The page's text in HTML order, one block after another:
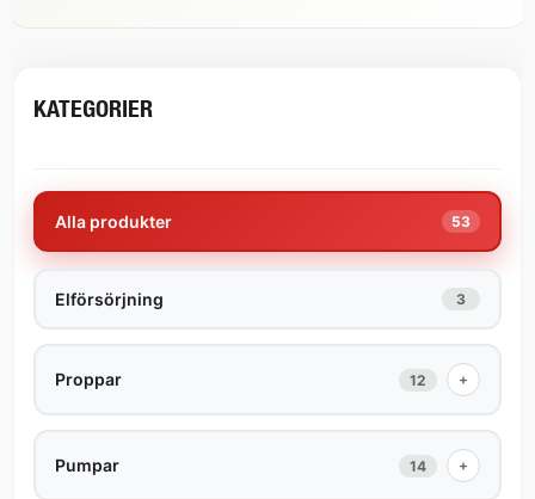
KATEGORIER
Alla produkter 53
Elförsörjning 3
Proppar 12 +
Pumpar 14 +